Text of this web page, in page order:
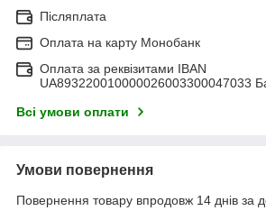
Післяплата
Оплата на карту Монобанк
Оплата за реквізитами IBAN
UA893220010000026003300047033
Всі умови оплати
Умови повернення
Повернення товару впродовж 14 днів за